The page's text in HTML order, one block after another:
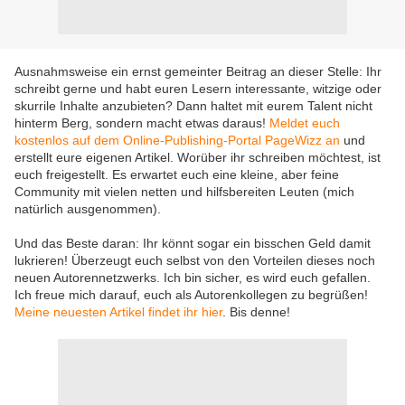
Ausnahmsweise ein ernst gemeinter Beitrag an dieser Stelle: Ihr
schreibt gerne und habt euren Lesern interessante, witzige oder
skurrile Inhalte anzubieten? Dann haltet mit eurem Talent nicht
hinterm Berg, sondern macht etwas daraus! Meldet euch
kostenlos auf dem Online-Publishing-Portal PageWizz an und
erstellt eure eigenen Artikel. Worüber ihr schreiben möchtest, ist
euch freigestellt. Es erwartet euch eine kleine, aber feine
Community mit vielen netten und hilfsbereiten Leuten (mich
natürlich ausgenommen).
Und das Beste daran: Ihr könnt sogar ein bisschen Geld damit
lukrieren! Überzeugt euch selbst von den Vorteilen dieses noch
neuen Autorennetzwerks. Ich bin sicher, es wird euch gefallen.
Ich freue mich darauf, euch als Autorenkollegen zu begrüßen!
Meine neuesten Artikel findet ihr hier. Bis denne!